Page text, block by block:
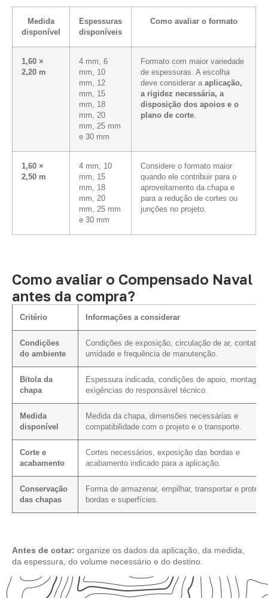
Medida
disponível
Espessuras
disponíveis
Como avaliar o formato
1,60 ×
2,20 m
4 mm, 6
mm, 10
mm, 12
mm, 15
mm, 18
mm, 20
mm, 25 mm
e 30 mm
Formato com maior variedade
de espessuras. A escolha
deve considerar a aplicação,
a rigidez necessária, a
disposição dos apoios e o
plano de corte.
1,60 ×
2,50 m
4 mm, 10
mm, 15
mm, 18
mm, 20
mm, 25 mm
e 30 mm
Considere o formato maior
quando ele contribuir para o
aproveitamento da chapa e
para a redução de cortes ou
junções no projeto.
Como avaliar o Compensado Naval
antes da compra?
Critério Informações a considerar
Condições
do ambiente
Condições de exposição, circulação de ar, contato
umidade e frequência de manutenção.
Bitola da
chapa
Espessura indicada, condições de apoio,
exigências do responsável técnico.
Medida
disponível
Medida da chapa, dimensões necessárias e
compatibilidade com o projeto e o transporte.
Corte e
acabamento
Cortes necessários, exposição das bordas e
acabamento indicado para a aplicação.
Conservação
das chapas
Forma de armazenar, empilhar, transportar e
bordas e superfícies.
Antes de cotar: organize os dados da aplicação, da medida,
da espessura, do volume necessário e do destino.